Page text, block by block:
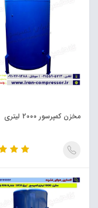
مخزن کمپرسور 2000 لیتری